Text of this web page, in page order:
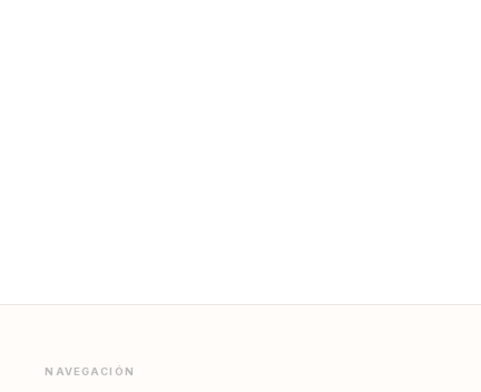
NAVEGACIÓN